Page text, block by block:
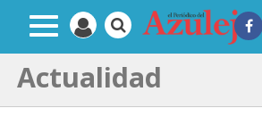
Actualidad